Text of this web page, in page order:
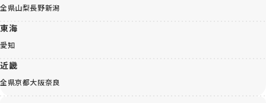
全県山梨長野新潟
東海
愛知
近畿
全県京都大阪奈良